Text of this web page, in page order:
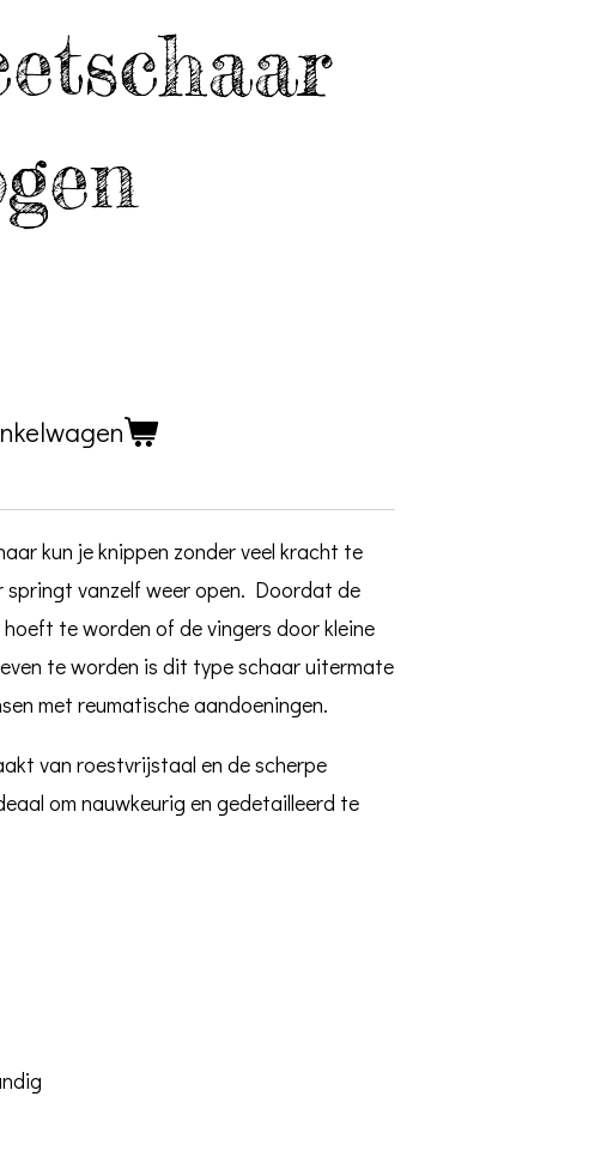
kun je knippen zonder veel kracht te
vanzelf weer open. Doordat de
te worden of de vingers door kleine
te worden is dit type schaar uitermate
met reumatische aandoeningen.
van roestvrijstaal en de scherpe
om nauwkeurig en gedetailleerd te